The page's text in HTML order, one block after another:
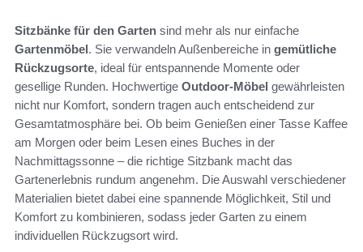
Sitzbänke für den Garten sind mehr als nur einfache
Gartenmöbel. Sie verwandeln Außenbereiche in gemütliche
Rückzugsorte, ideal für entspannende Momente oder
gesellige Runden. Hochwertige Outdoor-Möbel gewährleisten
nicht nur Komfort, sondern tragen auch entscheidend zur
Gesamtatmosphäre bei. Ob beim Genießen einer Tasse Kaffee
am Morgen oder beim Lesen eines Buches in der
Nachmittagssonne – die richtige Sitzbank macht das
Gartenerlebnis rundum angenehm. Die Auswahl verschiedener
Materialien bietet dabei eine spannende Möglichkeit, Stil und
Komfort zu kombinieren, sodass jeder Garten zu einem
individuellen Rückzugsort wird.